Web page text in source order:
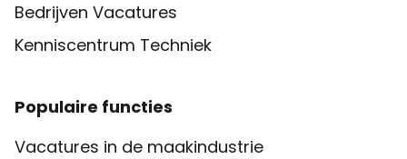
Bedrijven Vacatures
Kenniscentrum Techniek
Populaire functies
Vacatures in de maakindustrie